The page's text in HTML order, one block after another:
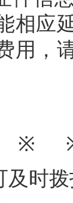
相应
用，
※
及时